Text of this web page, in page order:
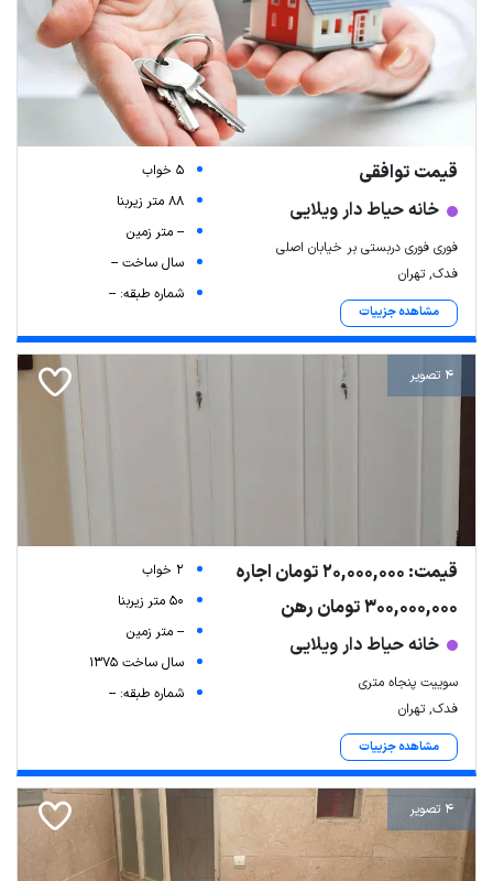
قیمت توافقی
خانه حیاط دار ویلایی
فوری فوری دربستی بر خیابان اصلی
فدک, تهران
مشاهده جزییات
5 خواب
88 متر زیربنا
-- متر زمین
سال ساخت --
شماره طبقه: --
4 تصویر
قیمت: 20,000,000 تومان اجاره
300,000,000 تومان رهن
خانه حیاط دار ویلایی
سوییت پنجاه متری
فدک, تهران
مشاهده جزییات
2 خواب
50 متر زیربنا
-- متر زمین
سال ساخت 1375
شماره طبقه: --
4 تصویر